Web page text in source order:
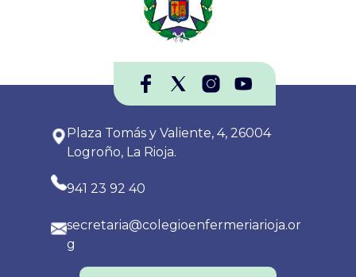
Plaza Tomás y Valiente, 4, 26004
Logroño, La Rioja.
941 23 92 40
secretaria@colegioenfermeriarioja.or
g